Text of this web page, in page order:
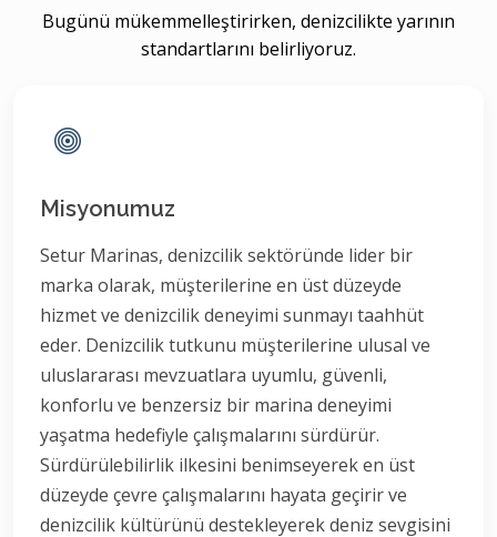
Bugünü mükemmelleştirirken, denizcilikte yarının
standartlarını belirliyoruz.
Misyonumuz
Setur Marinas, denizcilik sektöründe lider bir
marka olarak, müşterilerine en üst düzeyde
hizmet ve denizcilik deneyimi sunmayı taahhüt
eder. Denizcilik tutkunu müşterilerine ulusal ve
uluslararası mevzuatlara uyumlu, güvenli,
konforlu ve benzersiz bir marina deneyimi
yaşatma hedefiyle çalışmalarını sürdürür.
Sürdürülebilirlik ilkesini benimseyerek en üst
düzeyde çevre çalışmalarını hayata geçirir ve
denizcilik kültürünü destekleyerek deniz sevgisini